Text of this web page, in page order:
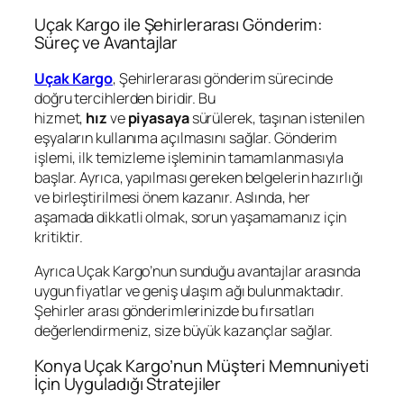
Uçak Kargo ile Şehirlerarası Gönderim:
Süreç ve Avantajlar
Uçak Kargo, Şehirlerarası gönderim sürecinde
doğru tercihlerden biridir. Bu
hizmet, hızvepiyasayasürülerek, taşınan istenilen
eşyaların kullanıma açılmasını sağlar. Gönderim
işlemi, ilk temizleme işleminin tamamlanmasıyla
başlar. Ayrıca, yapılması gereken belgelerin hazırlığı
ve birleştirilmesi önem kazanır. Aslında, her
aşamada dikkatli olmak, sorun yaşamamanız için
kritiktir.
Ayrıca Uçak Kargo’nun sunduğu avantajlar arasında
uygun fiyatlar ve geniş ulaşım ağı bulunmaktadır.
Şehirler arası gönderimlerinizde bu fırsatları
değerlendirmeniz, size büyük kazançlar sağlar.
Konya Uçak Kargo’nun Müşteri Memnuniyeti
İçin Uyguladığı Stratejiler